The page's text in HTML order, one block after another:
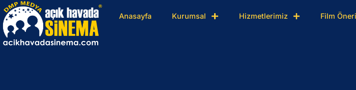
Anasayfa Kurumsal Hizmetlerimiz Film